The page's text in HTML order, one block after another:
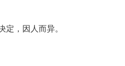
，因人而异。